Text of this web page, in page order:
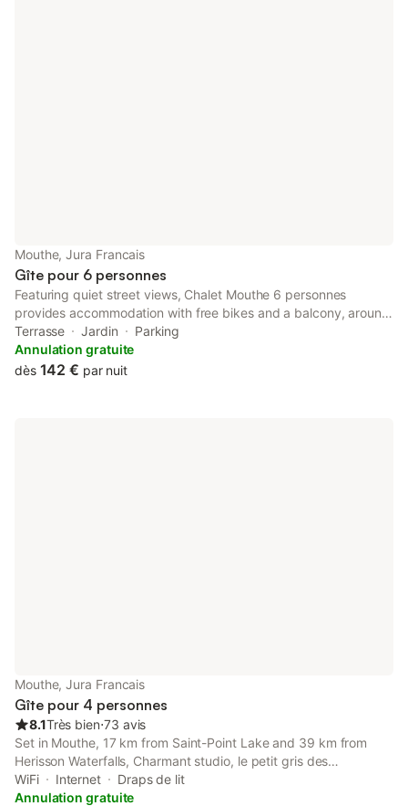
Mouthe, Jura Francais
Gîte pour 6 personnes
Featuring quiet street views, Chalet Mouthe 6 personnes
provides accommodation with free bikes and a balcony, around
18 km from Saint-Point Lake. This property offers access to a
terrace and free private parking.
Terrasse Jardin
Parking
Annulation gratuite
dès 142 € par nuit
Mouthe, Jura Francais
Gîte pour 4 personnes
8.1Très bien⋅73 avis
Set in Mouthe, 17 km from Saint-Point Lake and 39 km from
Herisson Waterfalls, Charmant studio, le petit gris des
montagnes offers river views and free WiFi. The Lac de Chalain
is within 43 km of the apartment.
WiFi Internet
Draps de lit
Annulation gratuite